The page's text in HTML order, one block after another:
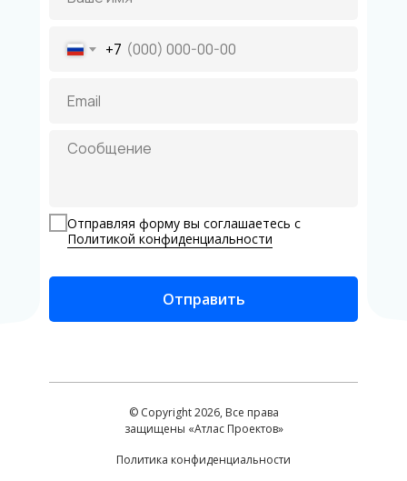
+7
Отправляя форму вы соглашаетесь с
Политикой конфиденциальности
Отправить
Политика конфиденциальности
© Copyright 2026, Все права
защищены «Атлас Проектов»